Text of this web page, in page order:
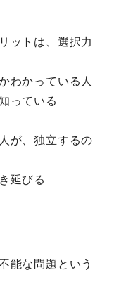
ットは、選択力
わかっている人
っている
が、独立するの
延びる
能な問題という